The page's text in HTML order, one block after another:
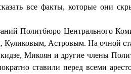
все факты, которые они
Политбюро Центрального
Куликовым, Астровым. На очной
Ми­коян и другие члены
ставили перед всеми